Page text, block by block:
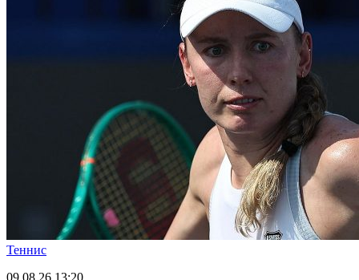
Теннис
09.08.26 13:20